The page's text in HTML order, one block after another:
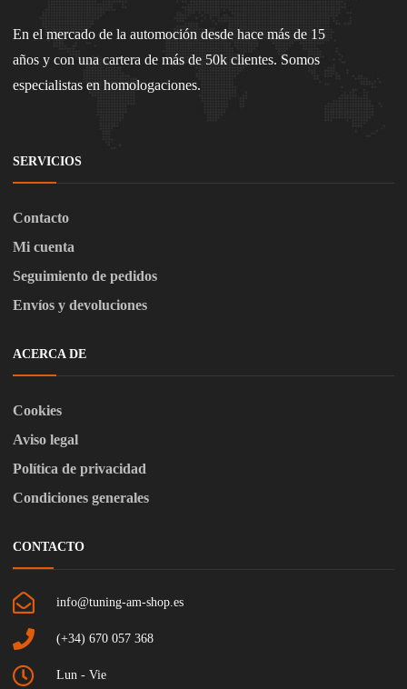
En el mercado de la automoción desde hace más de 15
años y con una cartera de más de 50k clientes. Somos
especialistas en homologaciones.
SERVICIOS
Contacto
Mi cuenta
Seguimiento de pedidos
Envíos y devoluciones
ACERCA DE
Cookies
Aviso legal
Política de privacidad
Condiciones generales
CONTACTO
info@tuning-am-shop.es
(+34) 670 057 368
Lun - Vie